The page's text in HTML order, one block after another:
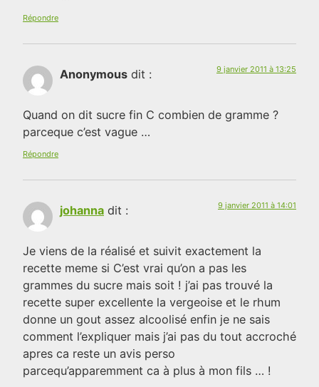
Répondre
Anonymous dit : 9 janvier 2011 à 13:25
Quand on dit sucre fin C combien de gramme ?
parceque c’est vague …
Répondre
johanna dit : 9 janvier 2011 à 14:01
Je viens de la réalisé et suivit exactement la
recette meme si C’est vrai qu’on a pas les
grammes du sucre mais soit ! j’ai pas trouvé la
recette super excellente la vergeoise et le rhum
donne un gout assez alcoolisé enfin je ne sais
comment l’expliquer mais j’ai pas du tout accroché
apres ca reste un avis perso
parcequ’apparemment ca à plus à mon fils … !